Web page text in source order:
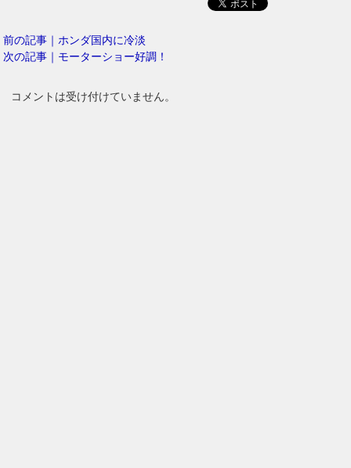
前の記事｜ホンダ国内に冷淡
次の記事｜モーターショー好調！
コメントは受け付けていません。